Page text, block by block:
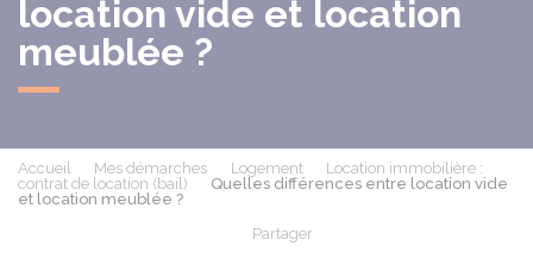
location vide et location
meublée ?
Accueil Mes démarches Logement
Location immobilière :
contrat de location (bail)
Quelles différences entre location vide
et location meublée ?
Partager